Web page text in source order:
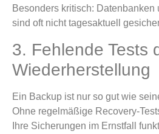
Besonders kritisch: Datenbanken
sind oft nicht tagesaktuell
3. Fehlende Tests
Wiederherstellung
Ein Backup ist nur so gut wie
Ohne regelmäßige Recovery-
Ihre Sicherungen im Ernstfall